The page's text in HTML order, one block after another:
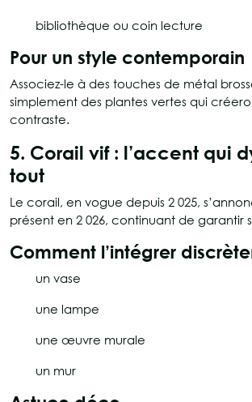
bibliothèque ou coin lecture
Pour un style contemporain
Associez-le à des touches de métal
simplement des plantes vertes qui
contraste.
5. Corail vif : l’accent qui
tout
Le corail, en vogue depuis 2 025,
présent en 2 026, continuant de garantir
Comment l’intégrer
un vase
une lampe
une œuvre murale
un mur